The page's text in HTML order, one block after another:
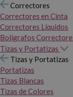
Correctores
Correctores en Cinta
Correctores Líquidos
Bolígrafos
Tizas y Portatizas
Tizas y Portatizas
Portatizas
Tizas Blancas
Tizas de Colores